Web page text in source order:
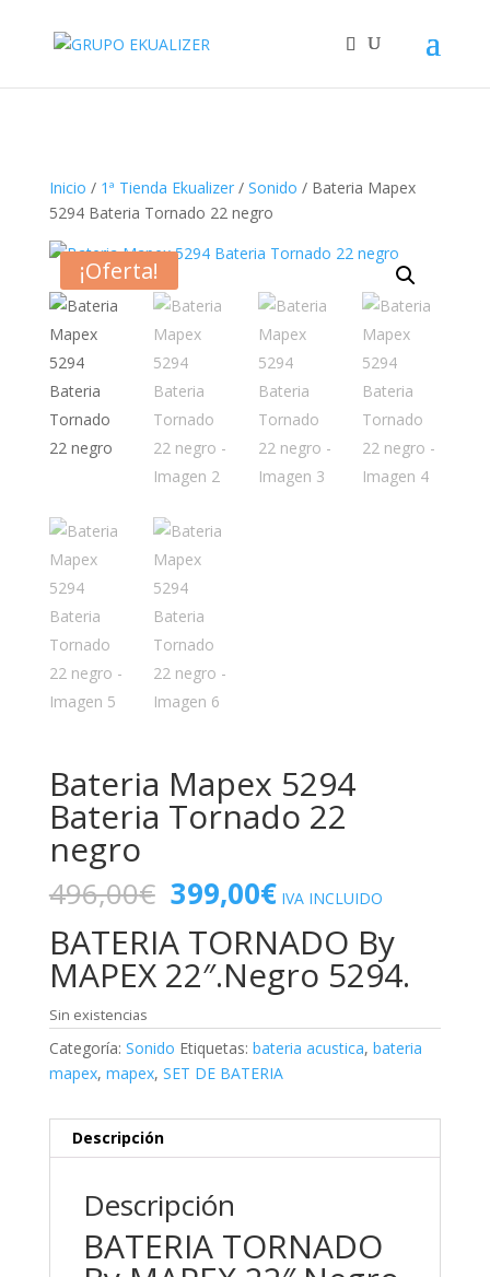
Inicio / 1ª Tienda Ekualizer/ Sonido / Bateria Mapex
5294 Bateria Tornado 22 negro
¡Oferta!
Bateria Mapex 5294
Bateria Tornado 22
negro
496,00€ El
precio
original
era:
496,00€.
399,00€El
precio
actual
es:
399,00€.
IVA INCLUIDO
BATERIA TORNADO By
MAPEX 22″.Negro 5294.
Sin existencias
Categoría: Sonido Etiquetas: bateria acustica, bateria
mapex, mapex, SET DE BATERIA
Descripción
Descripción
BATERIA TORNADO